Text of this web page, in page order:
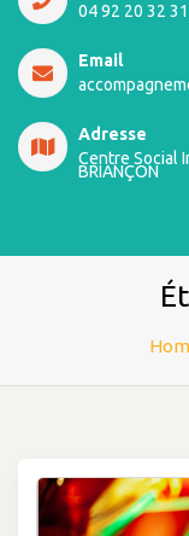
04 92 20 32 31
Email
Adresse
Centre Social
BRIANÇON